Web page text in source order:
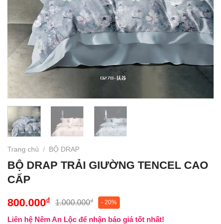
Trang chủ / BỘ DRAP
BỘ DRAP TRẢI GIƯỜNG TENCEL CAO
CẤP
800.000₫ 1.000.000₫ - 20%
Liên hệ Nêm An Lộc để nhận báo giá tốt nhất!